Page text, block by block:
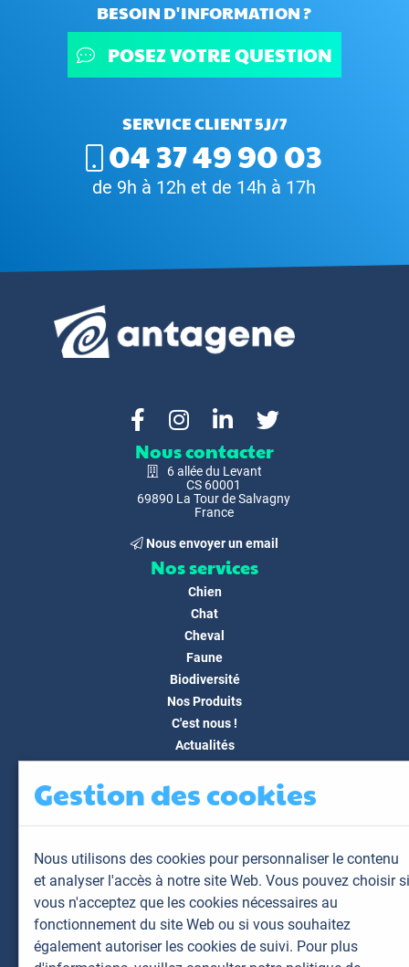
BESOIN D'INFORMATION ?
POSEZ VOTRE QUESTION
SERVICE CLIENT 5J/7
04 37 49 90 03
de 9h à 12h et de 14h à 17h
Nous contacter
6 allée du Levant
CS 60001
69890 La Tour de Salvagny
France
Nous envoyer un email
Nos services
Chien
Chat
Cheval
Faune
Biodiversité
Nos Produits
C'est nous !
Actualités
FAQ
Mon espace
Mes animaux
Mes résultats
Mes commandes
Mes factures
Gestion des cookies
Nous utilisons des cookies pour personnaliser le contenu
et analyser l'accès à notre site Web. Vous pouvez choisir si
vous n'acceptez que les cookies nécessaires au
fonctionnement du site Web ou si vous souhaitez
également autoriser les cookies de suivi. Pour plus